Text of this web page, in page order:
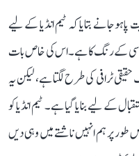
نے بتایا کہ ٹیم انڈیا کے لیے
کے رنگ کا ہے۔ اس کی خاص بات
ٹرافی کی طرح لگتا ہے، لیکن یہ
کے لیے بنایا گیا ہے۔ ٹیم انڈیا کو
پر ہم انہیں ناشتے میں وہی دیں